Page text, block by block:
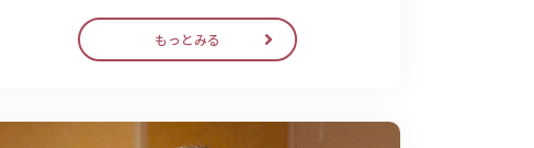
もっとみる